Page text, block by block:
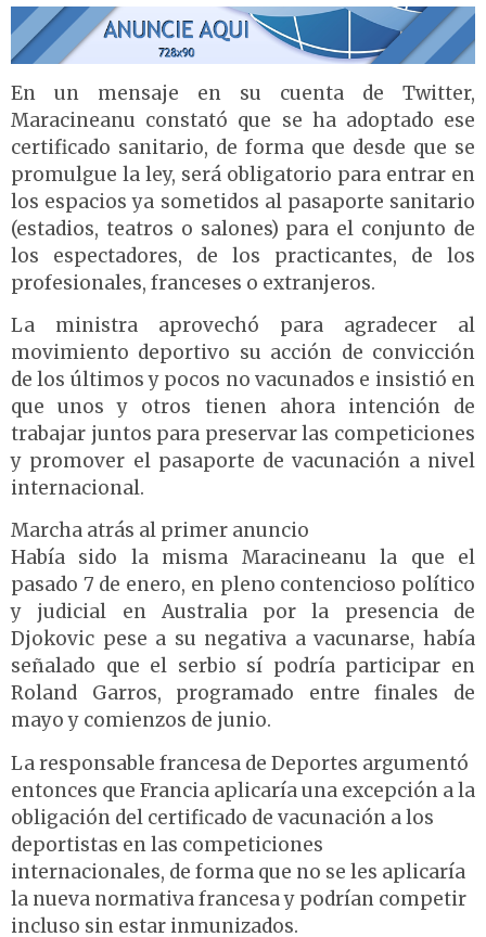
En un mensaje en su cuenta de Twitter,
Maracineanu constató que se ha adoptado ese
certificado sanitario, de forma que desde que se
promulgue la ley, será obligatorio para entrar en
los espacios ya sometidos al pasaporte sanitario
(estadios, teatros o salones) para el conjunto de
los espectadores, de los practicantes, de los
profesionales, franceses o extranjeros.
La ministra aprovechó para agradecer al
movimiento deportivo su acción de convicción
de los últimos y pocos no vacunados e insistió en
que unos y otros tienen ahora intención de
trabajar juntos para preservar las competiciones
y promover el pasaporte de vacunación a nivel
internacional.
Marcha atrás al primer anuncio
Había sido la misma Maracineanu la que el
pasado 7 de enero, en pleno contencioso político
y judicial en Australia por la presencia de
Djokovic pese a su negativa a vacunarse, había
señalado que el serbio sí podría participar en
Roland Garros, programado entre finales de
mayo y comienzos de junio.
La responsable francesa de Deportes argumentó
entonces que Francia aplicaría una excepción a la
obligación del certificado de vacunación a los
deportistas en las competiciones
internacionales, de forma que no se les aplicaría
la nueva normativa francesa y podrían competir
incluso sin estar inmunizados.